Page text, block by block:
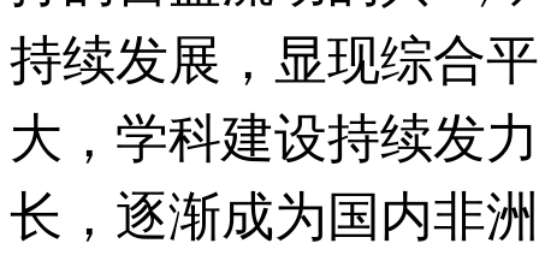
持续发展，显现综合
大，学科建设持续发
长，逐渐成为国内非